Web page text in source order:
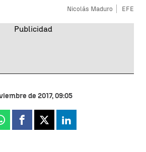
Nicolás Maduro EFE
de 2017, 09:05
Facebook
X Linkedin